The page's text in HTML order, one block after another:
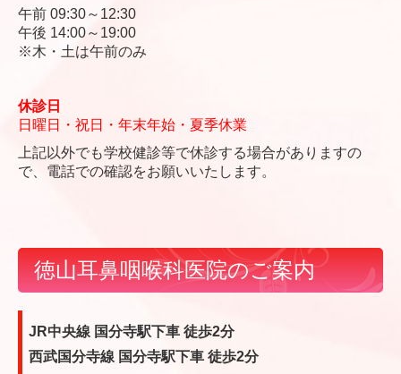
午前 09:30～12:30
午後 14:00～19:00
※木・土は午前のみ
休診日
日曜日・祝日
・ 年末年始 ・ 夏季休業
上記以外でも学校健診等で休診する場合がありますの
で、電話での確認をお願いいたします。
徳山耳鼻咽喉科医院のご案内
JR中央線 国分寺駅下車 徒歩2分
西武国分寺線 国分寺駅下車 徒歩2分